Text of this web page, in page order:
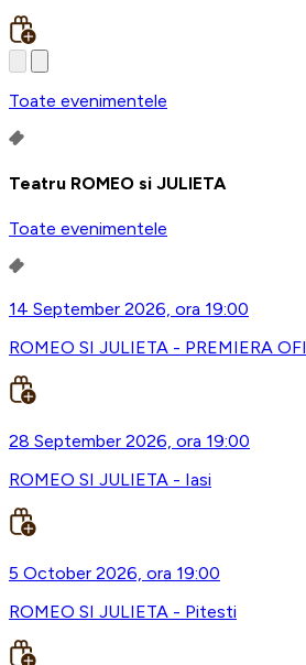
Toate evenimentele
Teatru ROMEO si JULIETA
Toate evenimentele
14 September 2026, ora 19:00
ROMEO SI JULIETA - PREMIERA
28 September 2026, ora 19:00
ROMEO SI JULIETA - Iasi
5 October 2026, ora 19:00
ROMEO SI JULIETA - Pitesti